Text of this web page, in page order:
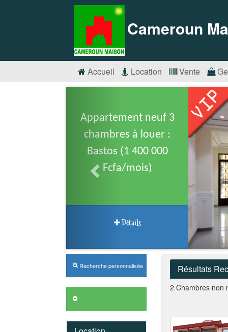
Cameroun
Accueil Location Vente
Appartement neuf 3
chambres à louer :
Bastos (1 400 000
Fcfa/mois)
Détails
Recherche personnalisée Résultats
2 Chambres non